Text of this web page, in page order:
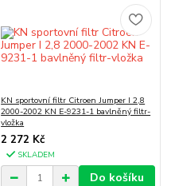
KN sportovní filtr Citroen Jumper I 2,8
2000-2002 KN E-9231-1 bavlněný filtr-
vložka
2 272 Kč
SKLADEM
Do košíku